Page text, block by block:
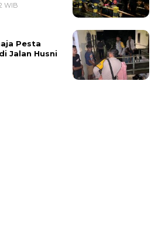
WIB
Pesta
Jalan Husni